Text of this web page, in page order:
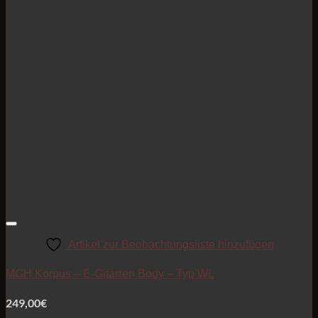
Artikel zur Beobachtungsliste hinzufügen
MGH Korpus – E-Gitarren Body – Typ WL
249,00€